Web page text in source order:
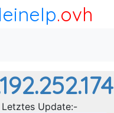
.ovh
Letztes Update:-